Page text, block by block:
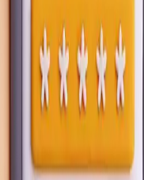
yatağa kadar
bir tıkla